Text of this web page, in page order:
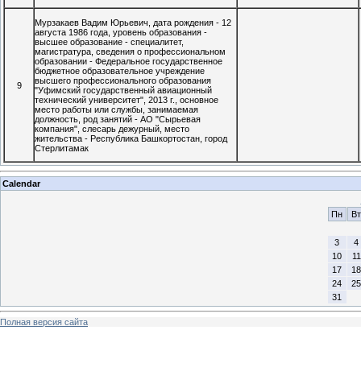
9
Мурзакаев Вадим Юрьевич, дата рождения - 12
августа 1986 года, уровень образования -
высшее образование - специалитет,
магистратура, сведения о профессиональном
образовании - Федеральное государственное
бюджетное образовательное учреждение
высшего профессионального образования
"Уфимский государственный авиационный
технический университет", 2013 г., основное
место работы или службы, занимаемая
должность, род занятий - АО "Сырьевая
компания", слесарь дежурный, место
жительства - Республика Башкортостан, город
Стерлитамак
Calendar
Пн
Вт
3
4
10
11
17
18
24
25
31
Полная версия сайта